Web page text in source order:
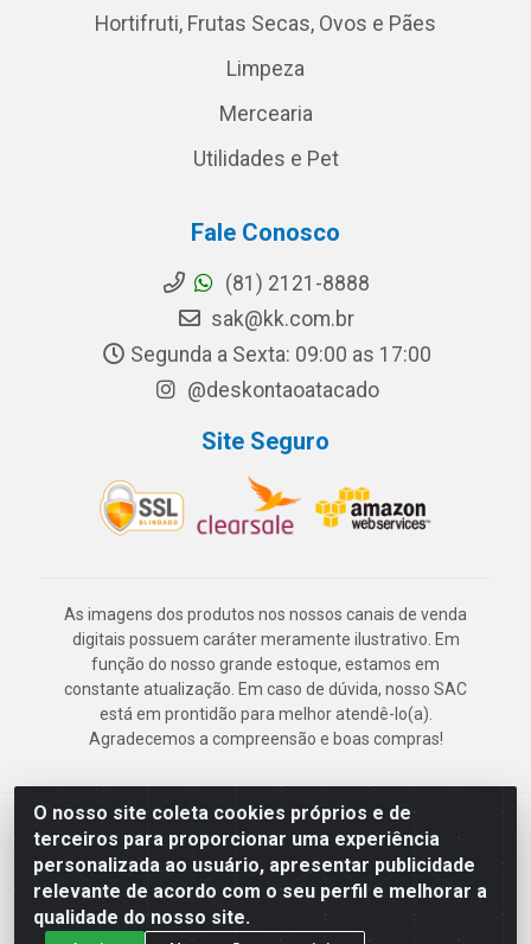
O nosso site coleta cookies próprios e de
terceiros para proporcionar uma experiência
personalizada ao usuário, apresentar publicidade
relevante de acordo com o seu perfil e melhorar a
qualidade do nosso site.
Hortifruti, Frutas Secas, Ovos e Pães
Limpeza
Mercearia
Utilidades e Pet
Fale Conosco
(81) 2121-8888
sak@kk.com.br
Segunda a Sexta: 09:00 as 17:00
@deskontaoatacado
Site Seguro
As imagens dos produtos nos nossos canais de venda
digitais possuem caráter meramente ilustrativo. Em
função do nosso grande estoque, estamos em
constante atualização. Em caso de dúvida, nosso SAC
está em prontidão para melhor atendê-lo(a).
Agradecemos a compreensão e boas compras!
Deskontão Atacado - Av. Marechal Mascarenhas de Morais, 2471 -
Imbiribeira - Recife/PE - CEP 51.150-001 - CNPJ 24.150.377/0003-
57